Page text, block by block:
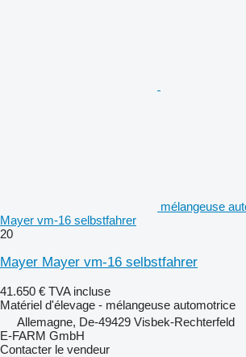
mélangeuse
Mayer vm-16 selbstfahrer
20
Mayer Mayer vm-16 selbstfahrer
41.650 € TVA incluse
Matériel d'élevage - mélangeuse automotrice
Allemagne, De-49429 Visbek-Rechterfeld
E-FARM GmbH
Contacter le vendeur